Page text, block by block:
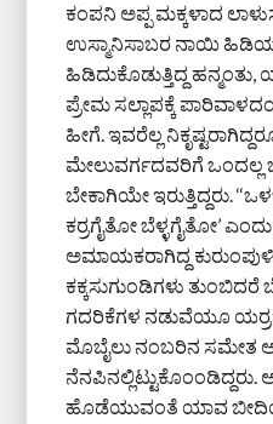
ಕಂಪನಿ ಅಪ್ಪ ಮಕ್ಕಳಾದ
ಉಸ್ಮಾನಿಸಾಬರ ನಾಯಿ
ಹಿಡಿದುಕೊಡುತ್ತಿದ್ದ
ಪ್ರೇಮ ಸಲ್ಲಾಪಕ್ಕೆ
ಹೀಗೆ. ಇವರೆಲ್ಲ
ಮೇಲುವರ್ಗದವರಿಗೆ ಒಂದಲ್ಲ
ಬೇಕಾಗಿಯೇ ಇರುತ್ತಿದ್ದರು.
ಕರ‌್ರಗೈತೋ ಬೆಳ್ಳಗೈತೋ’
ಅಮಾಯಕರಾಗಿದ್ದ
ಕಕ್ಕಸುಗುಂಡಿಗಳು ತುಂಬಿದರೆ
ಗದರಿಕೆಗಳ ನಡುವೆಯೂ
ಮೊಬೈಲು ನಂಬರಿನ ಸಮೇತ
ನೆನಪಿನಲ್ಲಿಟ್ಟುಕೊಂಂಡಿದ್ದರು.
ಹೊಡೆಯುವಂತೆ ಯಾವ